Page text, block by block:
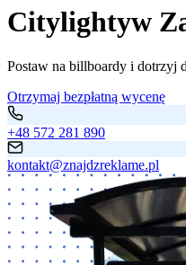
Citylightyw
Postaw na billboardy i dotrzyj
Otrzymaj bezpłatną wycenę
+48 572 281 890
kontakt@znajdzreklame.pl